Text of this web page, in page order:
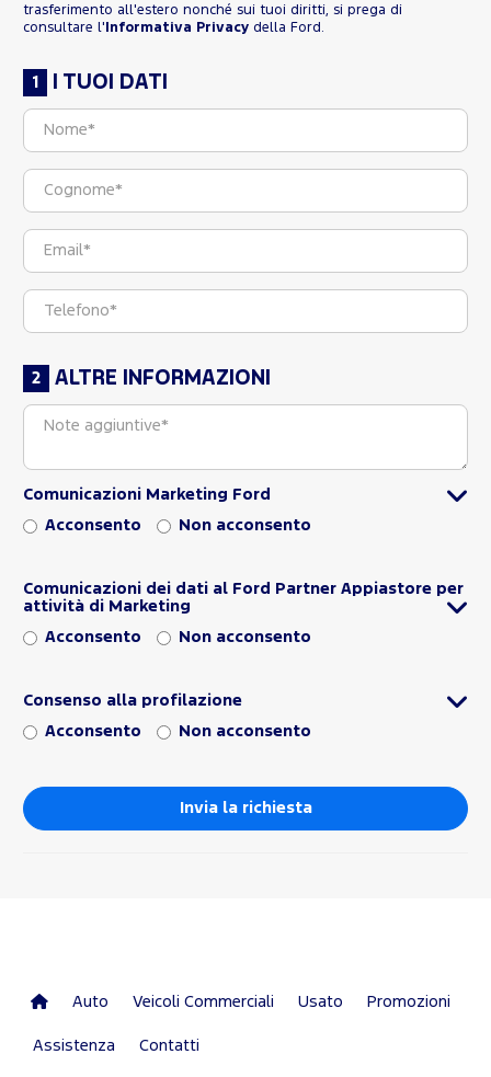
trasferimento all'estero nonché sui tuoi diritti, si prega di
consultare l' Informativa Privacy della Ford.
I TUOI DATI
ALTRE INFORMAZIONI
Comunicazioni Marketing Ford
Acconsento Non acconsento
Comunicazioni dei dati al Ford Partner Appiastore per
attività di Marketing
Acconsento Non acconsento
Consenso alla profilazione
Acconsento Non acconsento
Auto Veicoli Commerciali Usato Promozioni
Assistenza Contatti